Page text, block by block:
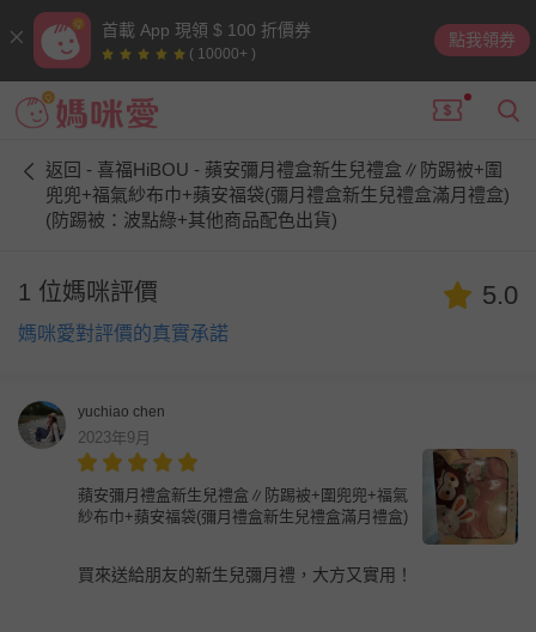
首載 App 現領 $ 100 折價券
( 10000+ )
點我領券
返回 - 喜福HiBOU - 蘋安彌月禮盒新生兒禮盒∥防踢被+圍
兜兜+福氣紗布巾+蘋安福袋(彌月禮盒新生兒禮盒滿月禮盒)
(防踢被：波點綠+其他商品配色出貨)
1 位媽咪評價
媽咪愛對評價的真實承諾
5.0
yuchiao chen
2023年9月
蘋安彌月禮盒新生兒禮盒∥防踢被+圍兜兜+福氣
紗布巾+蘋安福袋(彌月禮盒新生兒禮盒滿月禮盒)
買來送給朋友的新生兒彌月禮，大方又實用！